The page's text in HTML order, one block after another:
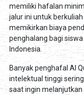
memiliki hafalan
jalur ini untuk berkuliah
memikirkan biaya
penghalang bagi
Indonesia.
Banyak penghafal Al
intelektual tinggi
saat ingin